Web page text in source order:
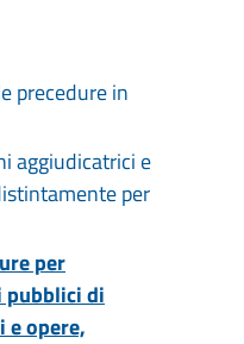
precedure in
aggiudicatrici e
per
per
di
opere,